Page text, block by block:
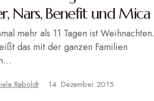
Nars, Benefit und Mica
mehr als 11 Tagen ist Weihnachten.
das mit der ganzen Familien
Raboldt 14. Dezember 2015